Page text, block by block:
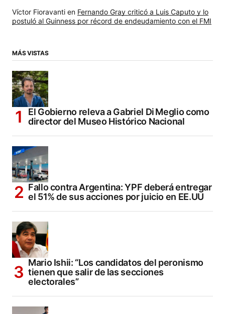
Víctor Fioravanti en Fernando Gray criticó a Luis Caputo y lo
postuló al Guinness por récord de endeudamiento con el FMI
MÁS VISTAS
El Gobierno releva a Gabriel Di Meglio como
director del Museo Histórico Nacional
Fallo contra Argentina: YPF deberá entregar
el 51% de sus acciones por juicio en EE.UU
Mario Ishii: “Los candidatos del peronismo
tienen que salir de las secciones
electorales”